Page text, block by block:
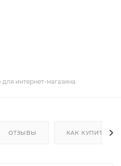
интернет-магазина.
ОТЗЫВЫ КАК КУПИТЬ